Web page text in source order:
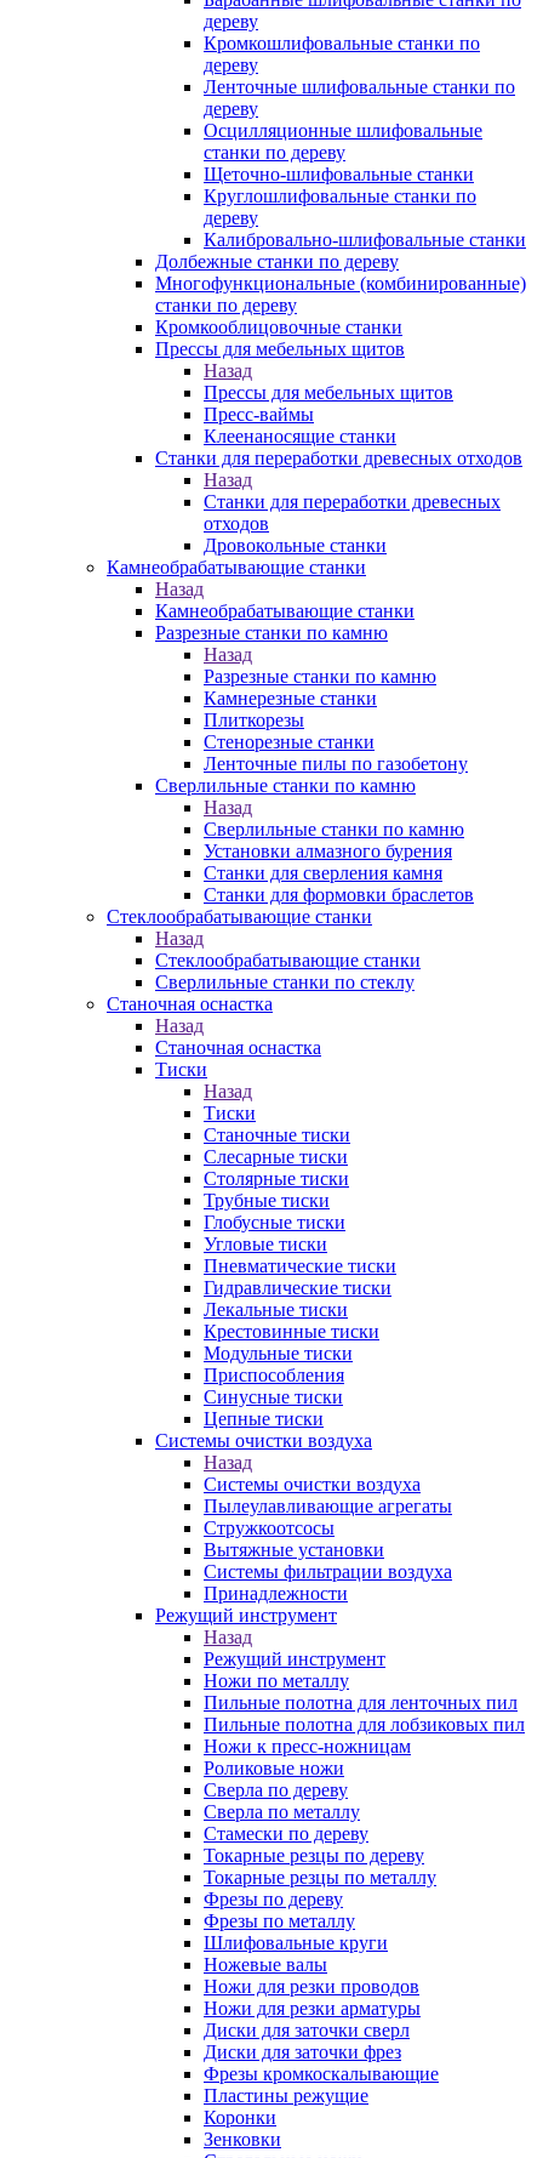
дереву
Кромкошлифовальные станки по
дереву
Ленточные шлифовальные станки по
дереву
Осцилляционные шлифовальные
станки по дереву
Щеточно-шлифовальные станки
Круглошлифовальные станки по
дереву
Калибровально-шлифовальные станки
Долбежные станки по дереву
Многофункциональные (комбинированные)
станки по дереву
Кромкооблицовочные станки
Прессы для мебельных щитов
Назад
Прессы для мебельных щитов
Пресс-ваймы
Клеенаносящие станки
Станки для переработки древесных отходов
Назад
Станки для переработки древесных
отходов
Дровокольные станки
Камнеобрабатывающие станки
Назад
Камнеобрабатывающие станки
Разрезные станки по камню
Назад
Разрезные станки по камню
Камнерезные станки
Плиткорезы
Стенорезные станки
Ленточные пилы по газобетону
Сверлильные станки по камню
Назад
Сверлильные станки по камню
Установки алмазного бурения
Станки для сверления камня
Станки для формовки браслетов
Стеклообрабатывающие станки
Назад
Стеклообрабатывающие станки
Сверлильные станки по стеклу
Станочная оснастка
Назад
Станочная оснастка
Тиски
Назад
Тиски
Станочные тиски
Слесарные тиски
Столярные тиски
Трубные тиски
Глобусные тиски
Угловые тиски
Пневматические тиски
Гидравлические тиски
Лекальные тиски
Крестовинные тиски
Модульные тиски
Приспособления
Синусные тиски
Цепные тиски
Системы очистки воздуха
Назад
Системы очистки воздуха
Пылеулавливающие агрегаты
Стружкоотсосы
Вытяжные установки
Системы фильтрации воздуха
Принадлежности
Режущий инструмент
Назад
Режущий инструмент
Ножи по металлу
Пильные полотна для ленточных пил
Пильные полотна для лобзиковых пил
Ножи к пресс-ножницам
Роликовые ножи
Сверла по дереву
Сверла по металлу
Стамески по дереву
Токарные резцы по дереву
Токарные резцы по металлу
Фрезы по дереву
Фрезы по металлу
Шлифовальные круги
Ножевые валы
Ножи для резки проводов
Ножи для резки арматуры
Диски для заточки сверл
Диски для заточки фрез
Фрезы кромкоскалывающие
Пластины режущие
Коронки
Зенковки